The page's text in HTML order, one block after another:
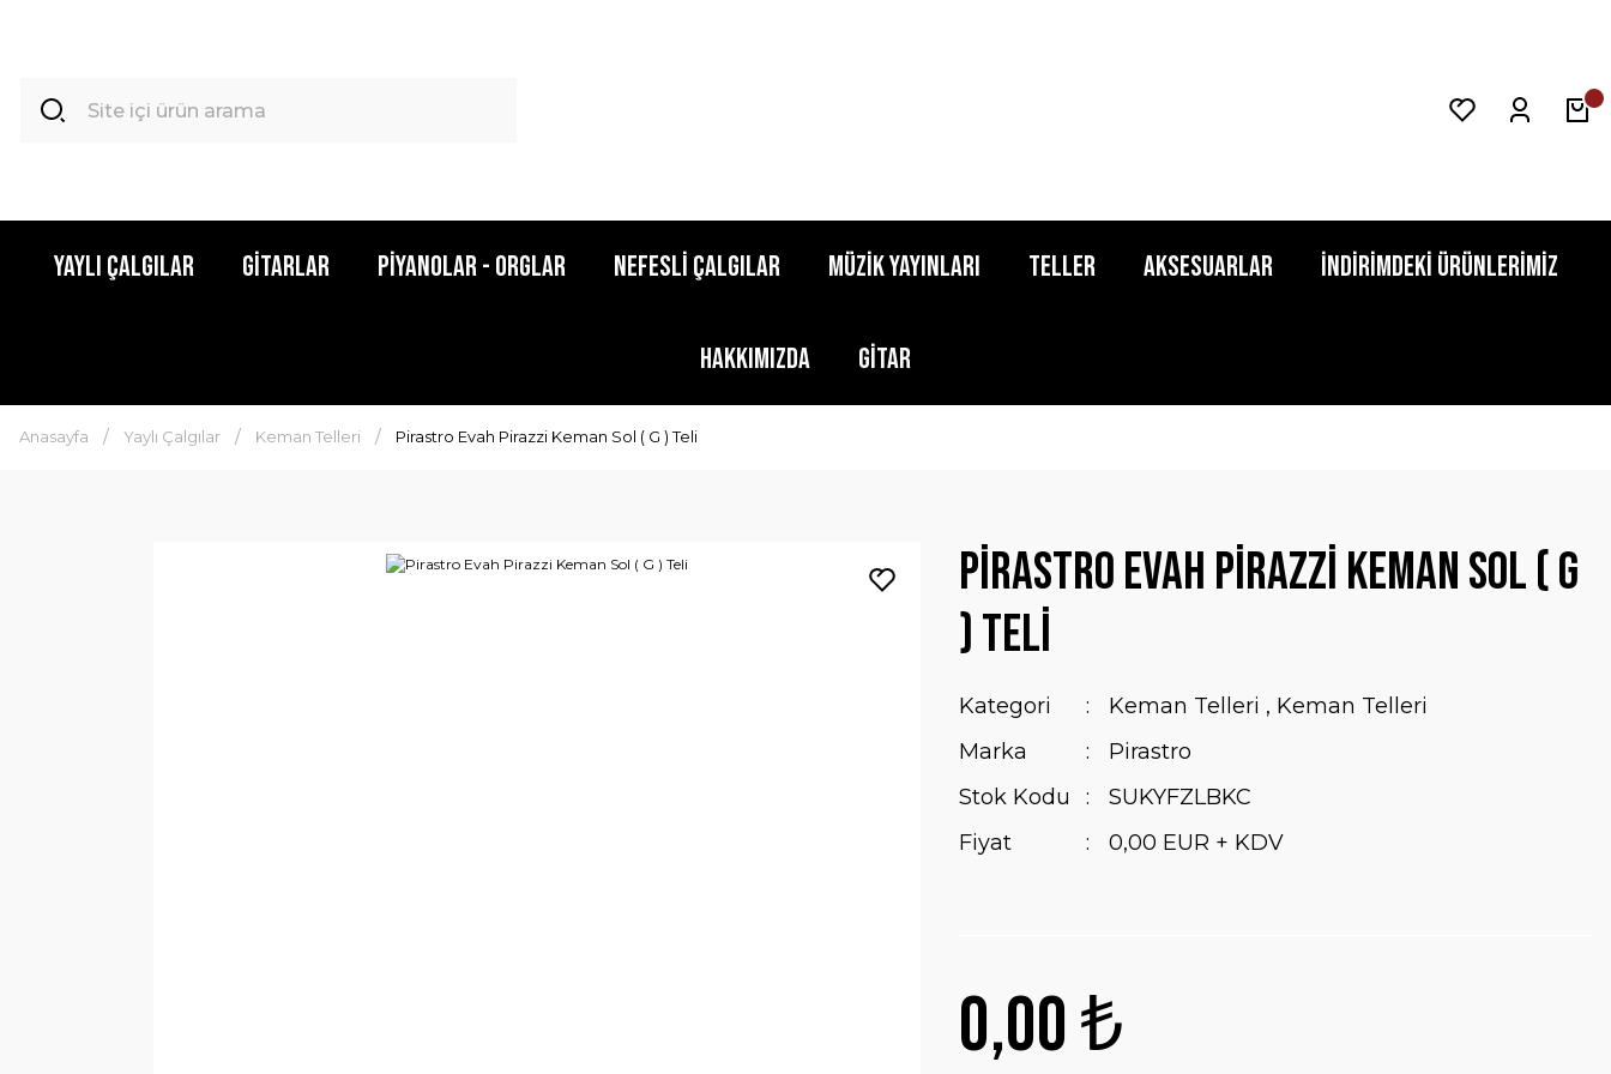
Yaylı Çalgılar Gitarlar Piyanolar - Orglar Nefesli Çalgılar Müzik Yayınları Teller Aksesuarlar İndirimdeki Ürünlerimiz
Hakkımızda Gitar
Anasayfa Yaylı Çalgılar Keman Telleri Pirastro Evah Pirazzi Keman Sol ( G ) Teli
Pirastro Evah Pirazzi Keman Sol ( G
) Teli
Kategori Keman Telleri , Keman Telleri
Marka
Pirastro
Stok Kodu
SUKYFZLBKC
Fiyat
0,00 EUR + KDV
0,00 ₺